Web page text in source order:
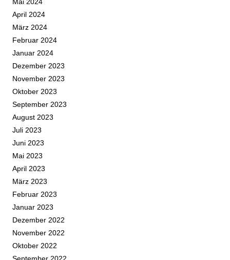
April 2024
März 2024
Februar 2024
Januar 2024
Dezember 2023
November 2023
Oktober 2023
September 2023
August 2023
Juli 2023
Juni 2023
Mai 2023
April 2023
März 2023
Februar 2023
Januar 2023
Dezember 2022
November 2022
Oktober 2022